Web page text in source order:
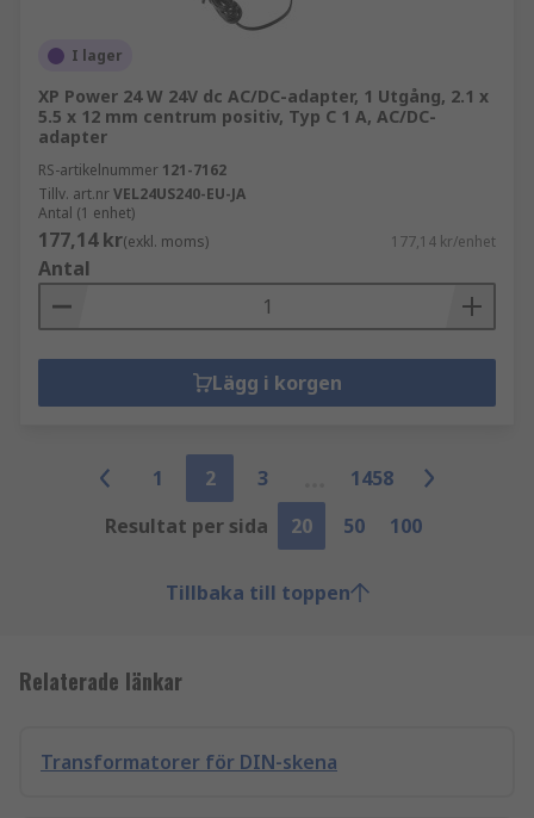
I lager
XP Power 24 W 24V dc AC/DC-adapter, 1 Utgång, 2.1 x
5.5 x 12 mm centrum positiv, Typ C 1 A, AC/DC-
adapter
RS-artikelnummer 121-7162
Tillv. art.nrVEL24US240-EU-JA
Antal (1 enhet)
177,14 kr(exkl. moms) 177,14 kr/enhet
Antal
Lägg i korgen
1 2 3
1458
Resultat per sida
20 50 100
Tillbaka till toppen
Relaterade länkar
Transformatorer för DIN-skena